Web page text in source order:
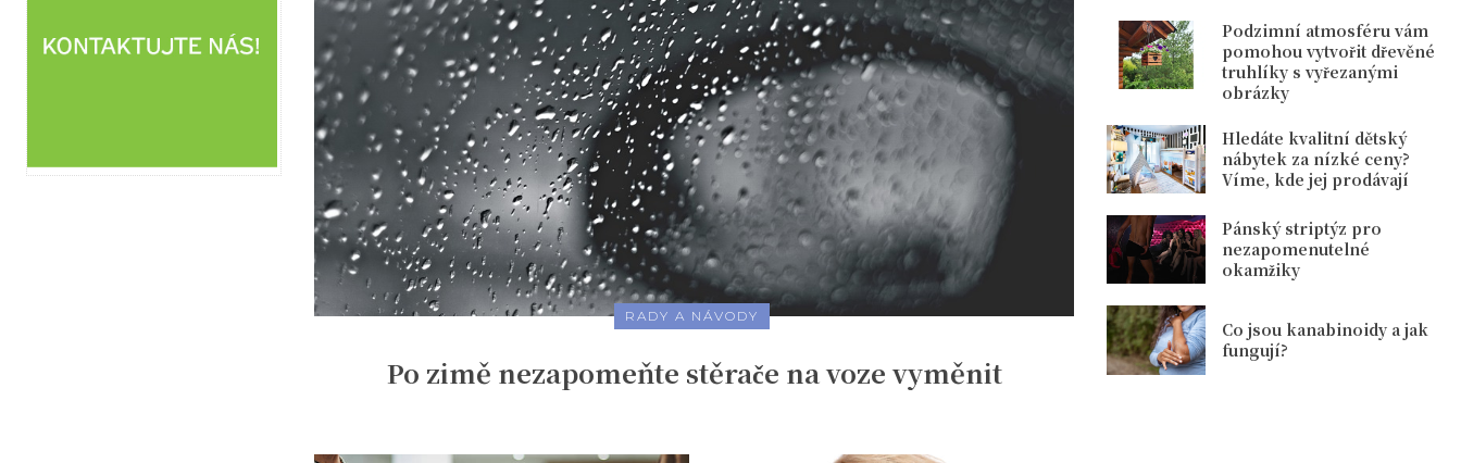
RADY A NÁVODY
Po zimě nezapomeňte stěrače na voze vyměnit
Podzimní atmosféru vám
pomohou vytvořit dřevěné
truhlíky s vyřezanými
obrázky
Hledáte kvalitní dětský
nábytek za nízké ceny?
Víme, kde jej prodávají
Pánský striptýz pro
nezapomenutelné
okamžiky
Co jsou kanabinoidy a jak
fungují?